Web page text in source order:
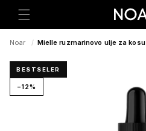
na
Noar / Mielle ruzmarinovo ulje za kosu
BESTSELER
−12%